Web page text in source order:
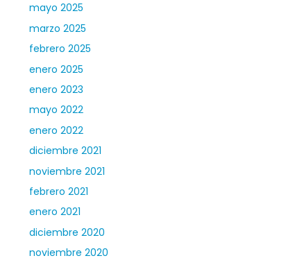
mayo 2025
marzo 2025
febrero 2025
enero 2025
enero 2023
mayo 2022
enero 2022
diciembre 2021
noviembre 2021
febrero 2021
enero 2021
diciembre 2020
noviembre 2020